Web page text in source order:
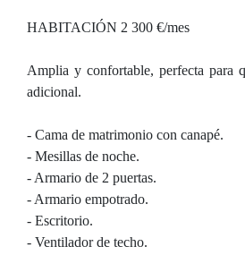
HABITACIÓN 2 300 €/mes
Amplia y confortable, perfecta para
adicional.
- Cama de matrimonio con canapé.
- Mesillas de noche.
- Armario de 2 puertas.
- Armario empotrado.
- Escritorio.
- Ventilador de techo.